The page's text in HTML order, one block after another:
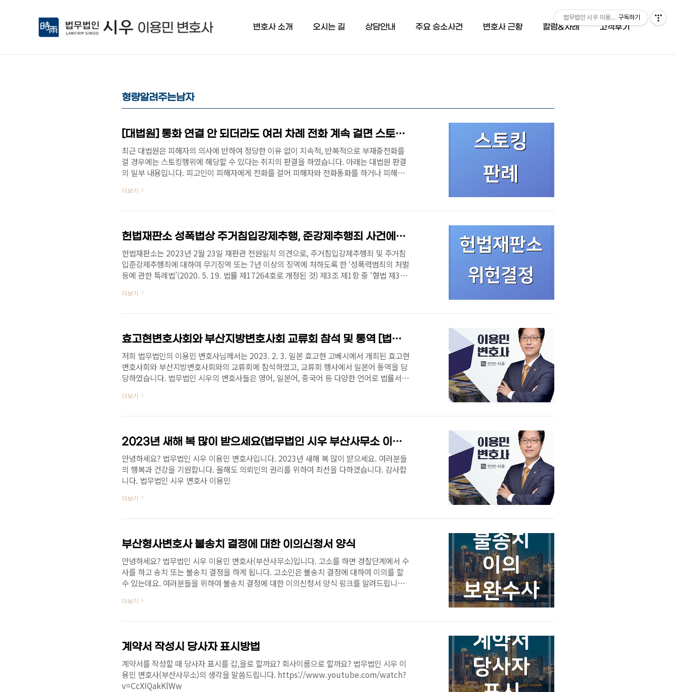
변호사 소개 오시는 길 상담안내 주요 승소사건 변호사 근황 칼럼&사례 고객후기
형량알려주는남자
[대법원] 통화 연결 안 되더라도 여러 차례 전화 계속 걸면 스토킹 첫 판결[부산 법무법인 시우 이용민 변호사]
최근 대법원은 피해자의 의사에 반하여 정당한 이유 없이 지속적, 반복적으로 부재중전화를
걸 경우에는 스토킹행위에 해당할 수 있다는 취지의 판결을 하였습니다. 아래는 대법원 판결
의 일부 내용입니다. 피고인이 피해자에게 전화를 걸어 피해자와 전화통화를 하거나 피해자
항 스토킹행위에 해당할 여지가 크다. 따라서 원심은 피고인의 위 행위가 피해자의 의사에 반
자 사이의 전화통화내용이 밝혀지지 않았다거나 피해자 휴대전화의 벨소리 및 부재중 전화
표시가 정보..
더보기
헌법재판소 성폭법상 주거침입강제추행, 준강제추행죄 사건에서 성폭법 제3조 제1항 관련 위헌결정 [부산변호사]
헌법재판소는 2023년 2월 23일 재판관 전원일치 의견으로, 주거침입강제추행죄 및 주거침
입준강제추행죄에 대하여 무기징역 또는 7년 이상의 징역에 처하도록 한 ‘성폭력범죄의 처벌
등에 관한 특례법’(2020. 5. 19. 법률 제17264호로 개정된 것) 제3조 제1항 중 ‘형법 제319
가운데 제298조의 예에 의하는 부분의 죄를 범한 경우에는 무기징역 또는 7년 이상의 징역
위 조항이 법정형의 종류와 범위를 정하는 입법재량의 한계와..
더보기
효고현변호사회와 부산지방변호사회 교류회 참석 및 통역 [법무법인 시우 부산 변호사]
저희 법무법인의 이용민 변호사님께서는 2023. 2. 3. 일본 효고현 고베시에서 개최된 효고현
변호사회와 부산지방변호사회와의 교류회에 참석하였고, 교류회 행사에서 일본어 통역을 담
당하였습니다. 법무법인 시우의 변호사들은 영어, 일본어, 중국어 등 다양한 언어로 법률서비
의뢰가 필요하신 분들은 언제든지 연락 주시기 바랍니다.
더보기
2023년 새해 복 많이 받으세요(법무법인 시우 부산사무소 이용민 변호사)
안녕하세요? 법무법인 시우 이용민 변호사입니다. 2023년 새해 복 많이 받으세요. 여러분들
의 행복과 건강을 기원합니다. 올해도 의뢰인의 권리를 위하여 최선을 다하겠습니다. 감사합
니다. 법무법인 시우 변호사 이용민
더보기
부산형사변호사 불송치 결정에 대한 이의신청서 양식
안녕하세요? 법무법인 시우 이용민 변호사(부산사무소)입니다. 고소를 하면 경찰단계에서 수
사를 하고 송치 또는 불송치 결정을 하게 됩니다. 고소인은 불송치 결정에 대하여 이의를 할
수 있는데요. 여러분들을 위하여 불송치 결정에 대한 이의신청서 양식 링크를 알려드립니다.
https://www.bspolice.go.kr//busanjin/view.do?no=520&seq=4#none 부산경찰
다. 다만, 이의신청 이유 부분을 가급적 별지로 하여 ..
더보기
계약서 작성시 당사자 표시방법
계약서를 작성할 때 당사자 표시를 갑,을로 할까요? 회사이름으로 할까요? 법무법인 시우 이
용민 변호사(부산사무소)의 생각을 말씀드립니다. https://www.youtube.com/watch?
v=CcXIQakKlWw
법무법인 시우 이용민 변호사 (051-503-
구독하기